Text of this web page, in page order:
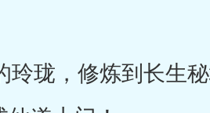
珑，修炼到长生